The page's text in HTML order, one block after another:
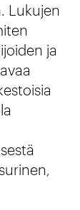
Lukujen
ja